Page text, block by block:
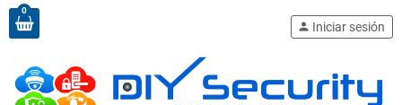
0
person Iniciar sesión